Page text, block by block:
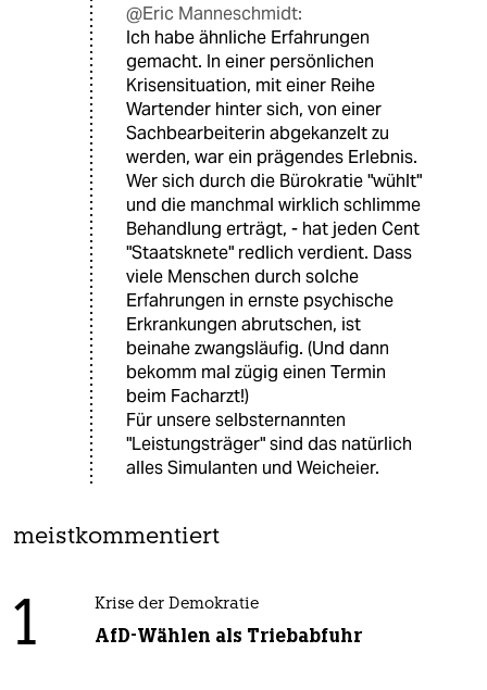
@Eric Manneschmidt:
Ich habe ähnliche Erfahrungen
gemacht. In einer persönlichen
Krisensituation, mit einer Reihe
Wartender hinter sich, von einer
Sachbearbeiterin abgekanzelt zu
werden, war ein prägendes Erlebnis.
Wer sich durch die Bürokratie "wühlt"
und die manchmal wirklich schlimme
Behandlung erträgt, - hat jeden Cent
"Staatsknete" redlich verdient. Dass
viele Menschen durch solche
Erfahrungen in ernste psychische
Erkrankungen abrutschen, ist
beinahe zwangsläufig. (Und dann
bekomm mal zügig einen Termin
beim Facharzt!)
Für unsere selbsternannten
"Leistungsträger" sind das natürlich
alles Simulanten und Weicheier.
meistkommentiert
1 Krise der Demokratie
AfD-Wählen als Triebabfuhr